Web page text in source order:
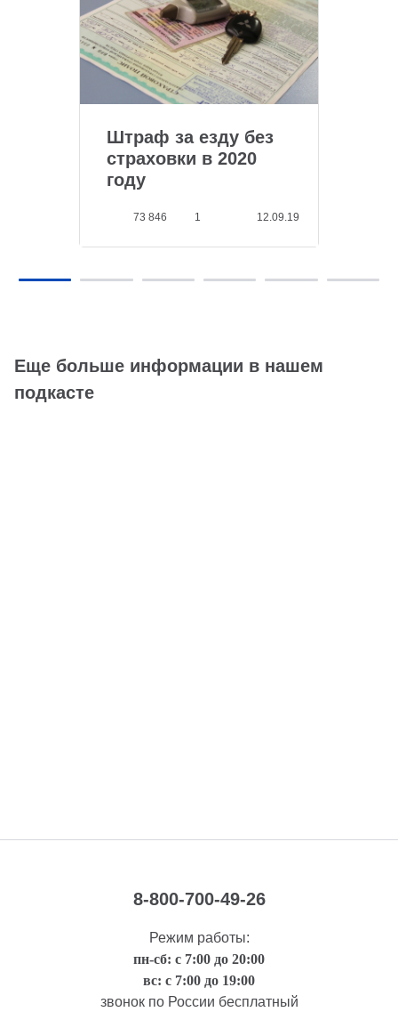
Штраф за езду без
страховки в 2020
году
73 846 1 12.09.19
Еще больше информации в нашем
подкасте
8-800-700-49-26
Режим работы:
пн-сб: с 7:00 до 20:00
вс: с 7:00 до 19:00
звонок по России бесплатный